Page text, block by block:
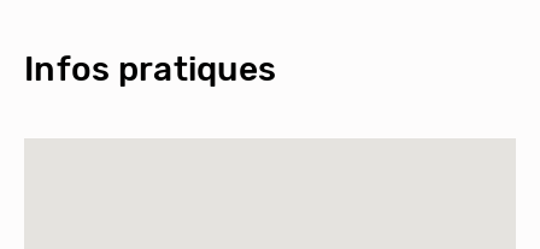
Infos pratiques